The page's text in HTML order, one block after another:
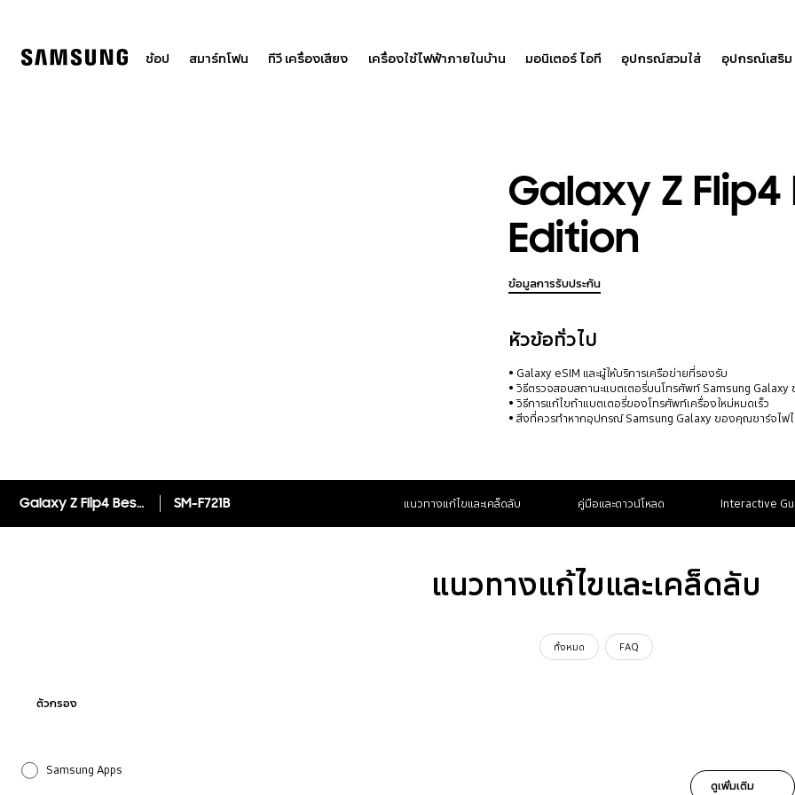
ช้อป สมาร์ทโฟน ทีวี เครื่องเสียง เครื่องใช้ไฟฟ้าภายในบ้าน มอนิเตอร์ ไอที อุปกรณ์สวมใส่ อุปกรณ์เสริม
Galaxy Z
Edition
ข้อมูลการรับประกัน
หัวข้อทั่วไป
Galaxy eSIM และผู้ให้บริการเครือข่ายที่รองรับ
วิธีตรวจสอบสถานะแบตเตอรี่บนโทรศัพท์ Samsung
วิธีการแก้ไขถ้าแบตเตอรี่ของโทรศัพท์เครื่องใหม่หมดเร็ว
สิ่งที่ควรทำหากอุปกรณ์ Samsung Galaxy ของคุณชาร์จไฟไ
Galaxy Z Flip4 Bespoke Edition SM-F721B แนวทางแก้ไขและเคล็ดลับ คู่มือและดาวน์โหลด Interactive
แนวทางแก้ไขและเคล็ดลับ
ทั้งหมด FAQ
ตัวกรอง
Samsung Apps
ดูเพิ่มเติม